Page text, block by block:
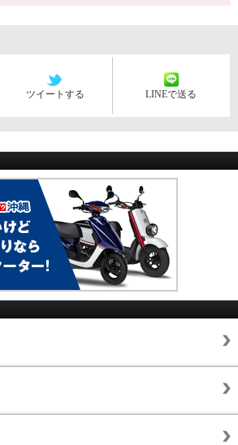
ツイートする LINEで送る